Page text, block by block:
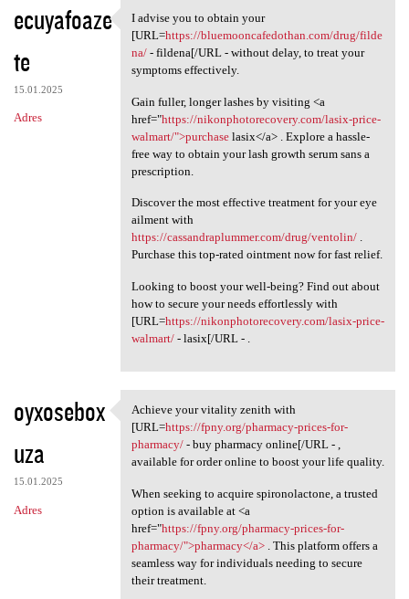
ecuyafoaze
te
15.01.2025
Adres
I advise you to obtain your
I advise you to obtain your
[URL=https://bluemooncafedothan.com/drug/filde
na/- fildena[/URL - without delay, to treat your
symptoms effectively.
Gain fuller, longer lashes by visiting <a
href="https://nikonphotorecovery.com/lasix-price-
walmart/">purchaselasix</a> . Explore a hassle-
free way to obtain your lash growth serum sans a
prescription.
Discover the most effective treatment for your eye
ailment with
https://cassandraplummer.com/drug/ventolin/.
Purchase this top-rated ointment now for fast relief.
Looking to boost your well-being? Find out about
how to secure your needs effortlessly with
[URL=https://nikonphotorecovery.com/lasix-price-
walmart/- lasix[/URL - .
oyxosebox
uza
15.01.2025
Adres
Achieve your vitality zenith
Achieve your vitality zenith with
[URL=https://fpny.org/pharmacy-prices-for-
pharmacy/- buy pharmacy online[/URL - ,
available for order online to boost your life quality.
When seeking to acquire spironolactone, a trusted
option is available at <a
href="https://fpny.org/pharmacy-prices-for-
pharmacy/">pharmacy</a>. This platform offers a
seamless way for individuals needing to secure
their treatment.